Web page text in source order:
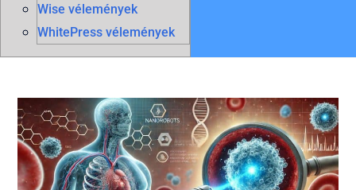
Wise vélemények
WhitePress vélemények